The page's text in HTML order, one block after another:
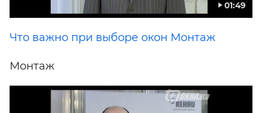
01:49
Что важно при выборе окон Монтаж
Монтаж